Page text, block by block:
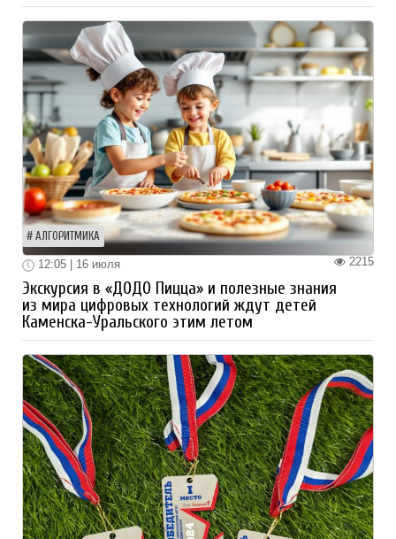
АЛГОРИТМИКА
2215
12:05 | 16 июля
Экскурсия в «ДОДО Пицца» и полезные знания
из мира цифровых технологий ждут детей
Каменска-Уральского этим летом